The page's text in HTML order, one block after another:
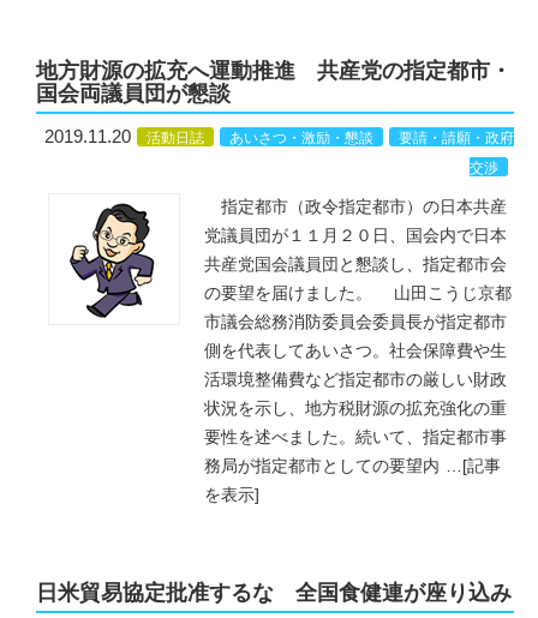
地方財源の拡充へ運動推進 共産党の指定都市・
国会両議員団が懇談
2019.11.20 活動日誌 あいさつ・激励・懇談
要請・請願・政府
交渉
指定都市（政令指定都市）の日本共産
党議員団が１１月２０日、国会内で日本
共産党国会議員団と懇談し、指定都市会
の要望を届けました。 山田こうじ京都
市議会総務消防委員会委員長が指定都市
側を代表してあいさつ。社会保障費や生
活環境整備費など指定都市の厳しい財政
状況を示し、地方税財源の拡充強化の重
要性を述べました。続いて、指定都市事
務局が指定都市としての要望内 … [記事
を表示]
日米貿易協定批准するな 全国食健連が座り込み